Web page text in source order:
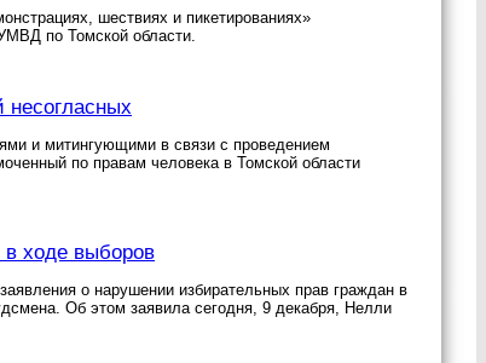
шествиях и пикетированиях»
по Томской области.
несогласных
и митингующими в связи с проведением
по правам человека в Томской области
ходе выборов
о нарушении избирательных прав граждан в
Об этом заявила сегодня, 9 декабря, Нелли